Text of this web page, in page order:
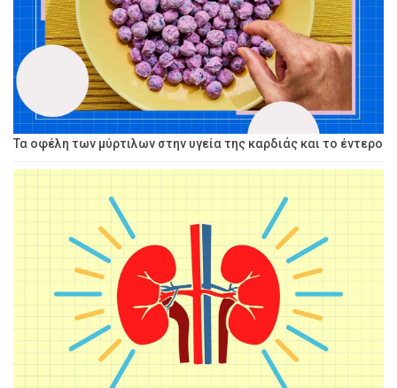
Τα οφέλη των μύρτιλων στην υγεία της καρδιάς και το έντερο